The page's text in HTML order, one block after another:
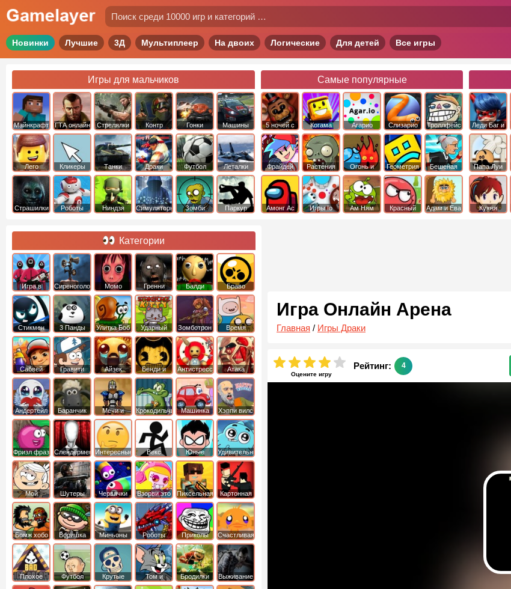
Новинки Лучшие 3Д Мультиплеер На двоих Логические Для детей Все игры
Игры для мальчиков
Майнкрафт ГТА онлайн Стрелялки
Контр
Страйк
Гонки Машины
Лего Кликеры Танки Драки Футбол Леталки
Страшилки Роботы Ниндзя Симуляторы Зомби Паркур
Самые популярные
5 ночей с
фредди
Когама Агарио Слизарио
Троллфейс
квест
Фрайдей
Найт
Фанкин
Растения
против
Зомби
Огонь и
Вода
Геометрия
Даш
Бешеная
бабка
сбежала из
психушки
Амонг Ас Игры Io Ам Ням
Красный
Адам и Ева
Леди Баг и
Супер Кот
Папа Луи
Кухня
Игра Онлайн Арена
Главная / Игры Драки
Оцените игру
Рейтинг: 4
Категории
Игра в
Кальмара
Сиреноголовый Момо Гренни Балди
Браво
Старс
Стикмен 3 Панды Улитка Боб
Ударный
отряд котят
Зомботрон
Время
Приключений
Сабвей
Серф
Гравити
Фолз
Айзек
Бенди и
Чернильная
машина
Антистресс
Атака
Титанов
Андертейл
Баранчик
Шон
Мечи и
Сандали
Крокодильчик
Свомпи
Машинка
Вилли
Хэппи вилс
Фризл фраз Слендермен Интересные Векс
Юные
титаны
вперед
Удивительный
мир
Гамбола
Мой
шумный
дом
Шутеры Червячки Взорви это
Пиксельная
война
Картонная
башка
Бомж хобо
Воришка
боб
Миньоны
Роботы
динозавры
Приколы
Счастливая
обезьянка
Плохое
мороженое
Футбол
головами
Крутые
Том и
джерри
Бродилки
Приключения
Выживание